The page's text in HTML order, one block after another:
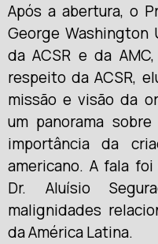
Após a abertura, o
George Washington
da ACSR e da
respeito da ACSR,
missão e visão da
um panorama
importância da
americano. A fala
Dr. Aluísio
malignidades
da América Latina.